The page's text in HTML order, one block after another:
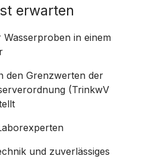
erwarten
in einem
den Grenzwerten der
(TrinkwV
und zuverlässiges